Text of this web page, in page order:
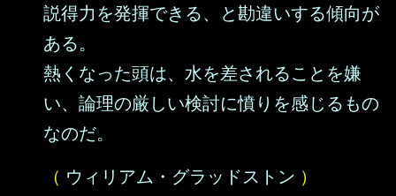
説得力を発揮できる、と勘違いする傾向が
ある。
熱くなった頭は、水を差されることを嫌
い、論理の厳しい検討に憤りを感じるもの
なのだ。
（ ウィリアム・グラッドストン ）